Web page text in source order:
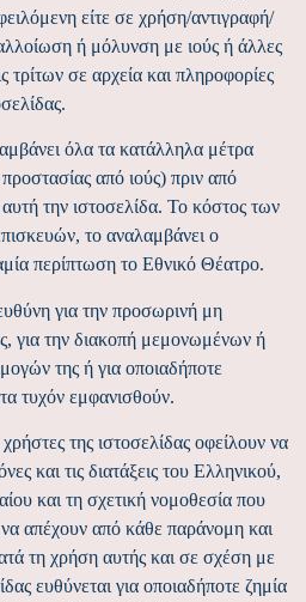
είτε σε χρήση/αντιγραφή/
ή μόλυνση με ιούς ή άλλες
τρίτων σε αρχεία και πληροφορίες
όλα τα κατάλληλα μέτρα
από ιούς) πριν από
την ιστοσελίδα. Το κόστος των
το αναλαμβάνει ο
περίπτωση το Εθνικό Θέατρο.
για την προσωρινή μη
για την διακοπή μεμονωμένων ή
της ή για οποιαδήποτε
τυχόν εμφανισθούν.
της ιστοσελίδας οφείλουν να
και τις διατάξεις του Ελληνικού,
και τη σχετική νομοθεσία που
να απέχουν από κάθε παράνομη και
τη χρήση αυτής και σε σχέση με
ευθύνεται για οποιαδήποτε ζημία